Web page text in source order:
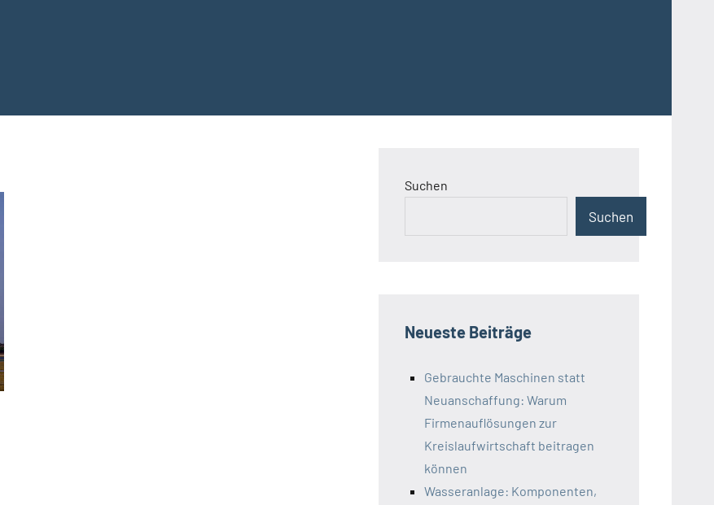
Suchen
Suchen
Neueste Beiträge
Gebrauchte Maschinen statt
Neuanschaffung: Warum
Firmenauflösungen zur
Kreislaufwirtschaft beitragen
können
Wasseranlage: Komponenten,